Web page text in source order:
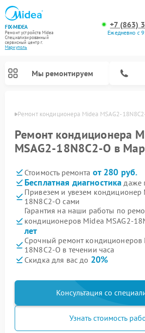
FIX-MIDEA
Ремонт устройств Midea
Специализированный
cервисный центр г.
Мариуполь
+7 (863)
Ежедневно с
Мы ремонтируем
Ремонт кондиционера Midea MSAG2-
Ремонт кондиционера
MSAG2-18N8C2-O в
Стоимость ремонта от 280 руб.
Бесплатная диагностика даже
Привезем и увезем кондиционер
18N8C2-O сами
Гарантия на наши работы по
кондиционеров Midea MSAG2-
лет
Срочный ремонт кондиционеров
18N8C2-O в течении часа
Скидка для вас до 20%
Консультация со
Узнать стоимость